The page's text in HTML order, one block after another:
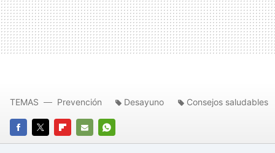
FACEBOOK
TWITTERFLIPBOARD
E-
WHATSAPP
TEMAS Prevención Desayuno Consejos saludables